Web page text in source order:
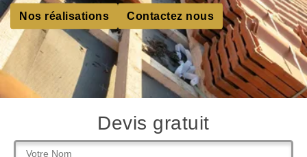
Nos réalisations Contactez nous
Devis gratuit